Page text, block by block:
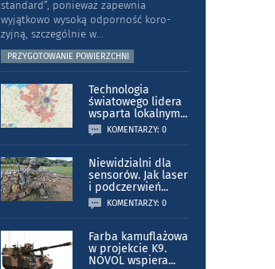
standard”, ponieważ zapewnia
wyjątkowo wysoką odporność koro­
zyjną, szczególnie w...
PRZYGOTOWANIE POWIERZCHNI
Technologia
światowego lidera
wsparta lokalnym...
KOMENTARZY: 0
Niewidzialni dla
sensorów. Jak laser
i podczerwień...
KOMENTARZY: 0
Farba kamuflażowa
w projekcie K9.
NOVOL wspiera...